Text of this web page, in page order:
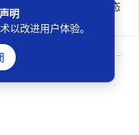
当前广州网络消费新业态
..
明
以改进用户体验。